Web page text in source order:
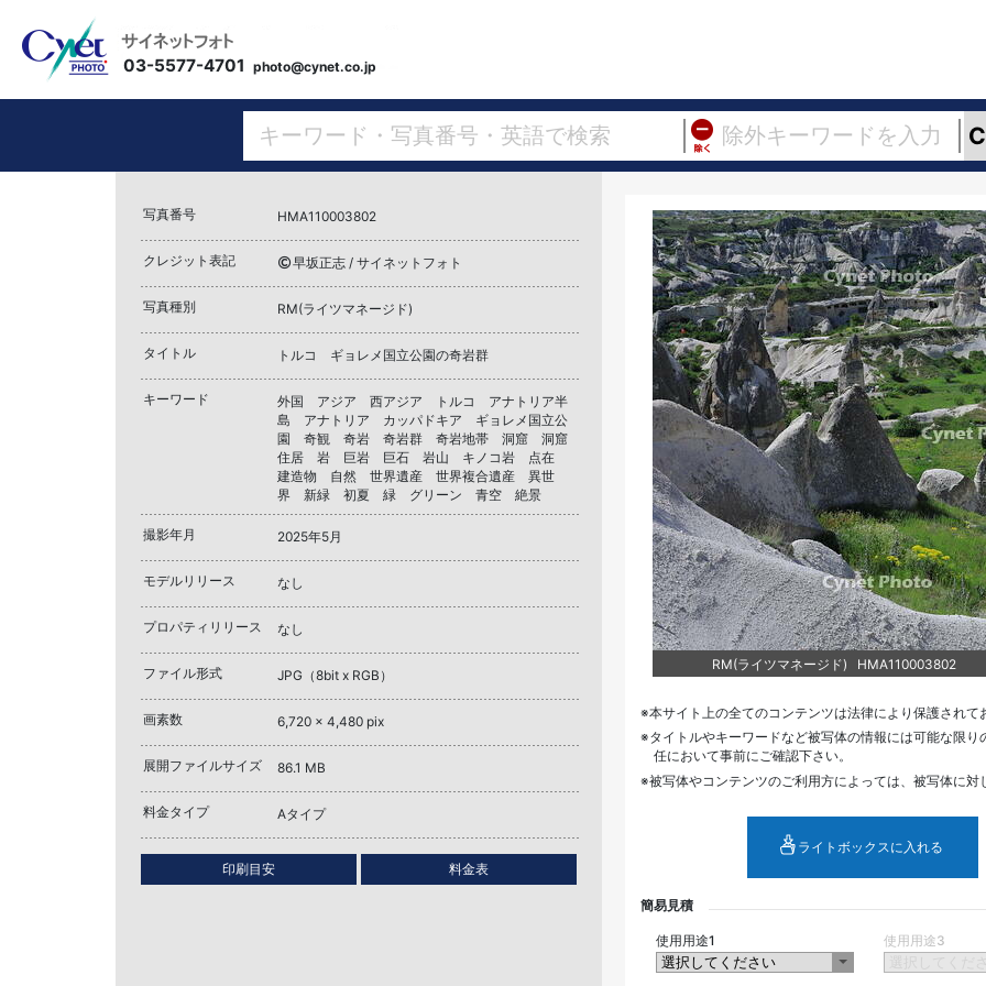
03-5577-4701 photo@cynet.co.jp
写真番号 HMA110003802
クレジット表記 早坂正志 / サイネットフォト
写真種別 RM(ライツマネージド)
タイトル トルコ ギョレメ国立公園の奇岩群
キーワード
外国 アジア 西アジア トルコ アナトリア半
島 アナトリア カッパドキア ギョレメ国立公
園 奇観 奇岩 奇岩群 奇岩地帯 洞窟 洞窟
住居 岩 巨岩 巨石 岩山 キノコ岩 点在
建造物 自然 世界遺産 世界複合遺産 異世
界 新緑 初夏 緑 グリーン 青空 絶景
撮影年月 2025年5月
モデルリリース なし
プロパティリリース なし
ファイル形式 JPG（8bit x RGB）
画素数 6,720 x 4,480 pix
展開ファイルサイズ 86.1 MB
料金タイプ Aタイプ
印刷目安 料金表
RM(ライツマネージド) HMA110003802
本サイト上の全てのコンテンツは法律により保護され
タイトルやキーワードなど被写体の情報には可能な限
任において事前にご確認下さい。
被写体やコンテンツのご利用方によっては、被写体に
ライトボックスに入れる
簡易見積
使用用途1 使用用途3